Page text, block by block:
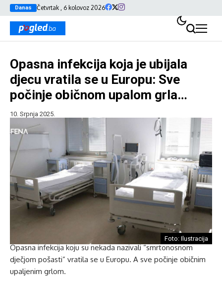
Danas Četvrtak , 6 kolovoz 2026
Opasna infekcija koja je ubijala
djecu vratila se u Europu: Sve
počinje običnom upalom grla…
10. Srpnja 2025.
Foto: Ilustracija
Opasna infekcija koju su nekada nazivali “smrtonosnom
dječjom pošasti” vratila se u Europu. A sve počinje običnim
upaljenim grlom.